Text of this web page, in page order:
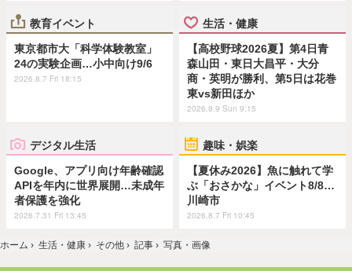
教育イベント
東京都市大「科学体験教室」
24の実験企画…小中向け9/6
2026.8.7 Fri 18:15
生活・健康
【高校野球2026夏】第4日青
森山田・東日大昌平・大分
商・英明が勝利、第5日は花巻
東vs新田ほか
2026.8.9 Sun 9:15
デジタル生活
Google、アプリ向け年齢確認
APIを年内に世界展開…未成年
者保護を強化
2026.7.31 Fri 13:45
趣味・娯楽
【夏休み2026】魚に触れて学
ぶ「おさかな」イベント8/8…
川崎市
2026.8.7 Fri 10:45
ホーム › 生活・健康 › その他 › 記事 › 写真・画像